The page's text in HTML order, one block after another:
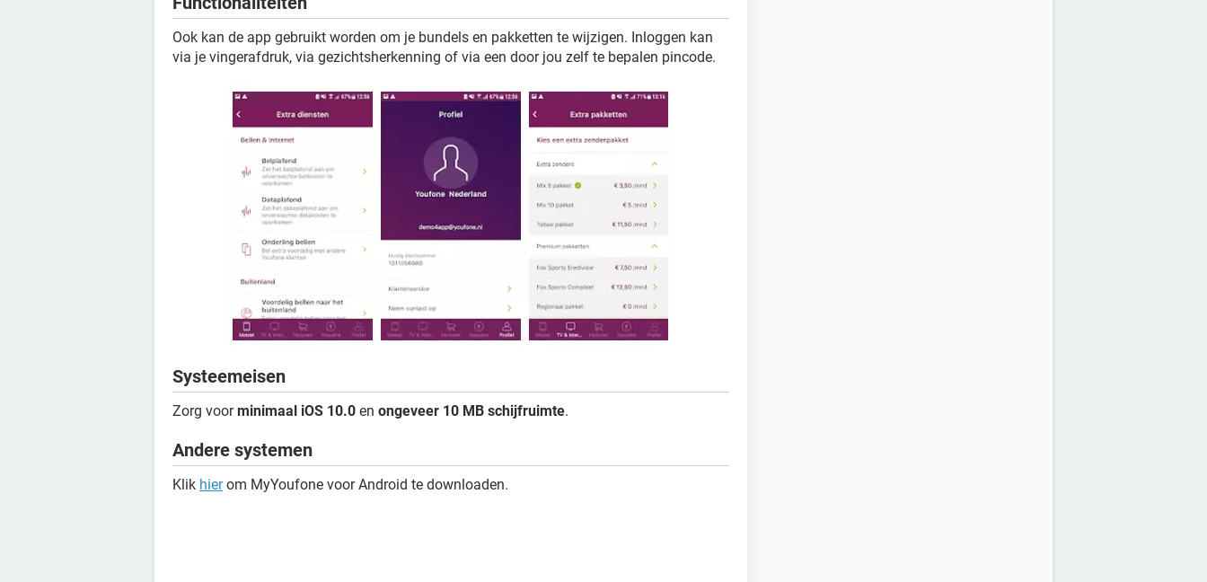
Ook kan de app gebruikt worden om je bundels en pakketten te wijzigen. Inloggen kan
via je vingerafdruk, via gezichtsherkenning of via een door jou zelf te bepalen pincode.
Systeemeisen
Zorg voorminimaal iOS 10.0 en ongeveer 10 MB schijfruimte.
Andere systemen
Klik hierom MyYoufone voor Android te downloaden.